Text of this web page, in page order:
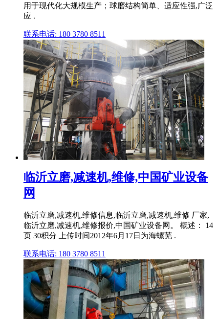
用于现代化大规模生产；球磨结构简单、适应性强,广泛
应 .
联系电话: 180 3780 8511
临沂立磨,减速机,维修,中国矿业设备
网
临沂立磨,减速机,维修信息,临沂立磨,减速机,维修 厂家,
临沂立磨,减速机,维修报价,中国矿业设备网。 概述： 14
页 30积分 上传时间2012年6月17日为海螺芜 .
联系电话: 180 3780 8511